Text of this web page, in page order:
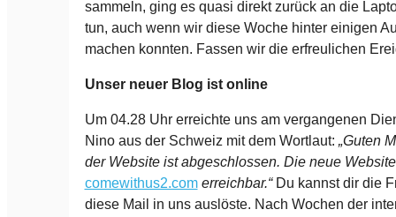
sammeln, ging es quasi direkt zurück an die
tun, auch wenn wir diese Woche hinter einigen
machen konnten. Fassen wir die erfreulichen
Unser neuer Blog ist online
Um 04.28 Uhr erreichte uns am vergangenen
Nino aus der Schweiz mit dem Wortlaut: „Guten
der Website ist abgeschlossen. Die neue
comewithus2.com erreichbar.“ Du kannst dir die
diese Mail in uns auslöste. Nach Wochen der